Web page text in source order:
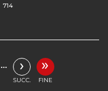
714
… ›
SUCC.
»
FINE